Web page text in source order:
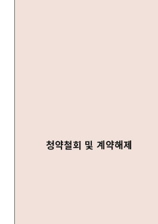
청약철회 및 계약해제